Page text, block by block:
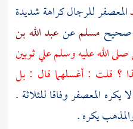
المعصفر للرجال كراهة شديدة
صحيح مسلمعنعبد الله بن
صلى الله عليه وسلم علي ثوبين
؟ قلت : أغسلهما قال : بل
لا يكره المعصفر وفاقا للثلاثة .
يكره .